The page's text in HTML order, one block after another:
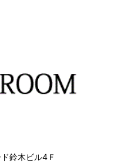
鈴木ビル4Ｆ